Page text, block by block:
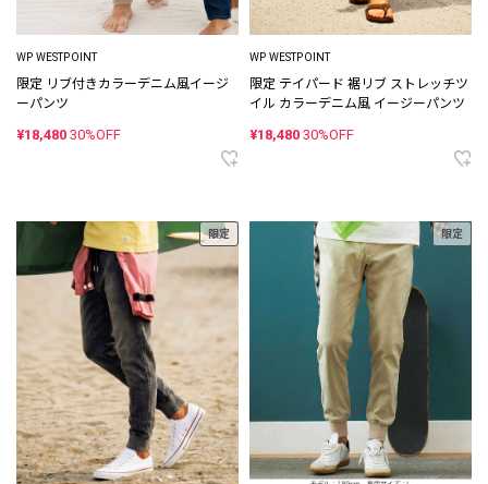
WP WESTPOINT
限定 リブ付きカラーデニム風イージ
ーパンツ
¥18,480 30%OFF
WP WESTPOINT
限定 テイパード 裾リブ ストレッチツ
イル カラーデニム風 イージーパンツ
¥18,480 30%OFF
限定 限定